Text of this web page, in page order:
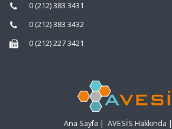
0 (212) 383 3431
0 (212) 383 3432
0 (212) 227 3421
Ana Sayfa | AVESİS Hakkında |